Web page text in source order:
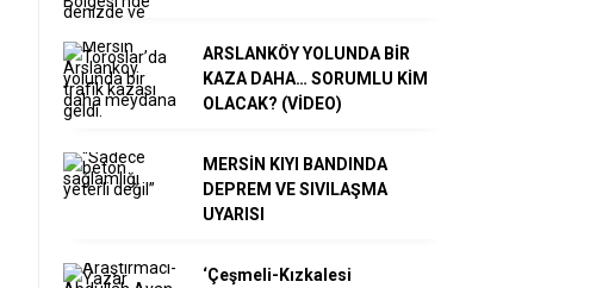
ARSLANKÖY YOLUNDA BİR
KAZA DAHA… SORUMLU KİM
OLACAK? (VİDEO)
MERSİN KIYI BANDINDA
DEPREM VE SIVILAŞMA
UYARISI
‘Çeşmeli-Kızkalesi